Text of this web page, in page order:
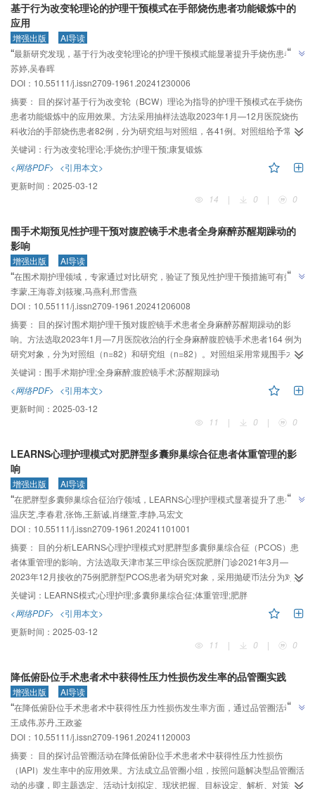
理用药，关注神经功能恢复情况，早期干预抑郁情绪，逆转或延缓老年缺血性
脑卒中患者认知衰弱的进展。
基于行为改变轮理论的护理干预模式在手部烧伤患者功能锻炼中的
应用
增强出版 AI导读
“最新研究发现，基于行为改变轮理论的护理干预模式能显著提升手烧伤患者康
复效果，促进功能快速恢复。
”
苏婷,吴春晖
DOI：10.55111/j.issn2709-1961.20241230006
摘要： 目的探讨基于行为改变轮（BCW）理论为指导的护理干预模式在手烧伤
患者功能锻炼中的应用效果。方法采用抽样法选取2023年1月—12月医院烧伤
科收治的手部烧伤患者82例，分为研究组与对照组，各41例。对照组给予常规
护理，研究组在对照组的基础上采用BCW理论构建的健康教育模式，从能力、
机会、动机三个方面运用多项干预功能及多种行为改变方式对患者进行针对性
的护理干预，帮助患者建立正确手部康复功能锻炼的信念和动机。比较两组患
者手指关节总主动活动度（TAM）、温哥华瘢痕评估量表（VSS）、瘢痕美容
评估与评级量表（SCAR）和手功能康复锻炼依从性评分。结果干预后，两组
（P＜0.01）。干预后，两组患者VSS、SCAR评分较干预前降低，且研究组
VSS、SCAR评分低于对照组，差异有统计学意义（P＜0.01）。两组患者住院
期间、出院后1个月、出院后2个月锻炼依从性比较，研究组均优于对照组。结
论基于BCW理论为指导的护理干预方案能改善患者的关节TAM和手部瘢痕情
况，提高患者功能锻炼依从性，促进手部功能快速康复，对手部烧伤患者康复
锻炼起积极促进作用。
关键词： 行为改变轮理论;手烧伤;护理干预;康复锻炼
<网络PDF> <引用本文>
更新时间： 2025-03-12
14
| 0 | 0
围手术期预见性护理干预对腹腔镜手术患者全身麻醉苏醒期躁动的
影响
增强出版 AI导读
“在围术期护理领域，专家通过对比研究，验证了预见性护理干预措施可有效缩
短腹腔镜手术患者全身麻醉苏醒时间，降低躁动发生率，维持生命体征平稳。
”
李蒙,王海蓉,刘筱璨,马燕利,邢雪燕
DOI：10.55111/j.issn2709-1961.20241206008
摘要： 目的探讨围术期护理干预对腹腔镜手术患者全身麻醉苏醒期躁动的影
响。方法选取2023年1月—7月医院收治的行全身麻醉腹腔镜手术患者164 例为
研究对象，分为对照组（n=82）和研究组（n=82）。对照组采用常规围手术期
护理干预，研究组在对照组基础上采用预见性护理干预措施。对比两组术后15
min RASS镇静评分、苏醒时间、苏醒期躁动发生率、苏醒期生命体征和术后恢
复相关指标。结果研究组患者术后15 min RASS评分低于对照组（P＜0.05）。
研究组苏醒期躁动发生率低于对照组，差异有统计学意义（P＜0.05）。麻醉苏
醒期，研究组收缩压（SBP）、舒张压（DBP）、心率（HR）升高幅度较对照
照组相比，研究组麻醉苏醒时间、自主呼吸恢复时间和拔管时间缩短，差异有
统计学意义（P＜0.01）。结论围手术期预见性护理干预措施可缩短腹腔镜手术
患者全身麻醉苏醒时间，降低苏醒期躁动发生率，维持生命体征平稳。
关键词： 围手术期护理;全身麻醉;腹腔镜手术;苏醒期躁动
<网络PDF> <引用本文>
更新时间： 2025-03-12
11
| 0 | 0
LEARNS心理护理模式对肥胖型多囊卵巢综合征患者体重管理的影
响
增强出版 AI导读
“在肥胖型多囊卵巢综合征治疗领域，LEARNS心理护理模式显著提升了患者体
重管理效果，改善了饮食习惯、运动习惯、心理状态和代谢指标，值得推广。
”
温庆芝,李春君,张饰,王新诚,肖继萱,李静,马宏文
DOI：10.55111/j.issn2709-1961.20241101001
摘要： 目的分析LEARNS心理护理模式对肥胖型多囊卵巢综合征（PCOS）患
者体重管理的影响。方法选取天津市某三甲综合医院肥胖门诊2021年3月—
2023年12月接收的75例肥胖型PCOS患者为研究对象，采用抛硬币法分为对照
组40例和观察组35例。对照组给予常规减重治疗方案，观察组在常规减重治疗
方案基础上给予LEARNS心理护理模式干预。监测患者干预前后的体重/体质指
数（BMI）、内脏脂肪面积（VFA）、饮食习惯/运动习惯评分、心理评价和代谢
指标。结果干预后观察组和对照组患者的BMI、体脂率（FBP）、VFA、饮食/运
动行为改善、心理评价和代谢指标较干预前改善。LEARNS心理护理模式干预
分、运动习惯得分显著增加，广泛性焦虑量表（GAD-7）和9项患者健康问卷
（PHQ-9）评分均显著降低；肥胖相关的生化指标总胆固醇（TC）、低密度脂
蛋白胆固醇（LDL-C）、尿酸（UA）、糖化血红蛋白（HbA1c）、丙氨酸氨基
转移酶（ALT）均显著降低，差异有统计学意义（P＜0.05）。观察组中还可观
察到显著的HDL-C升高，AST和TG下降，差异有统计学意义（P＜0.05）。结
论LEARNS心理护理模式能提升肥胖型PCOS患者体重管理效果，有效改善
PCOS患者饮食习惯、运动习惯、心理状态和相关代谢指标水平，且不增加不良
反应，值得借鉴。
关键词： LEARNS模式;心理护理;多囊卵巢综合征;体重管理;肥胖
<网络PDF> <引用本文>
更新时间： 2025-03-12
11
| 0 | 0
降低俯卧位手术患者术中获得性压力性损伤发生率的品管圈实践
增强出版 AI导读
“在降低俯卧位手术患者术中获得性压力性损伤发生率方面，通过品管圈活动，
有效构建了围术期患者压力性损伤风险评估与预防机制。
”
王成伟,苏丹,王政鉴
DOI：10.55111/j.issn2709-1961.20241120003
摘要： 目的探讨品管圈活动在降低俯卧位手术患者术中获得性压力性损伤
（IAPI）发生率中的应用效果。方法成立品管圈小组，按照问题解决型品管圈活
动的步骤，即主题选定、活动计划拟定、现状把握、目标设定、解析、对策拟